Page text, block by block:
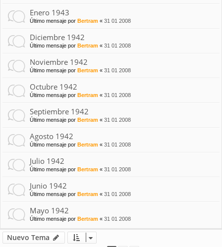
Enero 1943
Último mensaje por Bertram « 31 01 2008
Diciembre 1942
Último mensaje por Bertram « 31 01 2008
Noviembre 1942
Último mensaje por Bertram « 31 01 2008
Octubre 1942
Último mensaje por Bertram « 31 01 2008
Septiembre 1942
Último mensaje por Bertram « 31 01 2008
Agosto 1942
Último mensaje por Bertram « 31 01 2008
Julio 1942
Último mensaje por Bertram « 31 01 2008
Junio 1942
Último mensaje por Bertram « 31 01 2008
Mayo 1942
Último mensaje por Bertram « 31 01 2008
Nuevo Tema